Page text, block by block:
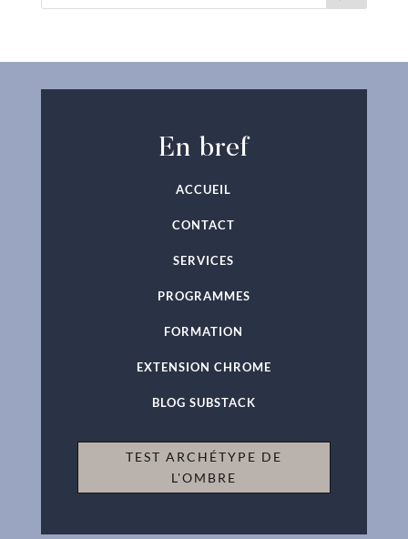
En bref
ACCUEIL
CONTACT
SERVICES
PROGRAMMES
FORMATION
EXTENSION CHROME
BLOG SUBSTACK
TEST ARCHÉTYPE DE
L'OMBRE